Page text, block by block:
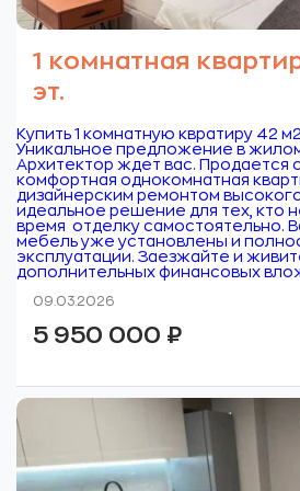
1 комнатная
эт.
Купить 1 комнатную квратиру 42
Уникальное предложение в
Архитектор ждет вас. Продается
комфортная однокомнатная
дизайнерским ремонтом
идеальное решение для тех, кто
время отделку самостоятельно.
мебель уже установлены и
эксплуатации. Заезжайте и
дополнительных финансовых
09.03.2026
5 950 000 ₽